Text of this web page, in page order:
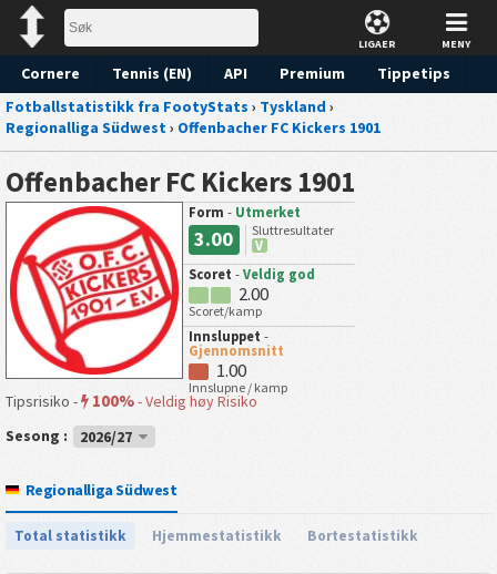
LIGAER MENY
Cornere Tennis (EN) API Premium
Tippetips
Fotballstatistikk fra FootyStats › Tyskland ›
Regionalliga Südwest› Offenbacher FC Kickers 1901
Offenbacher FC Kickers 1901
Form - Utmerket
3.00
Sluttresultater
V
Scoret - Veldig god
2.00
Scoret/kamp
Innsluppet -
Gjennomsnitt
1.00
Innslupne / kamp
Tipsrisiko - 100%-Veldig høy Risiko
Sesong :
2026/27
Regionalliga Südwest
Total statistikk Hjemmestatistikk Bortestatistikk